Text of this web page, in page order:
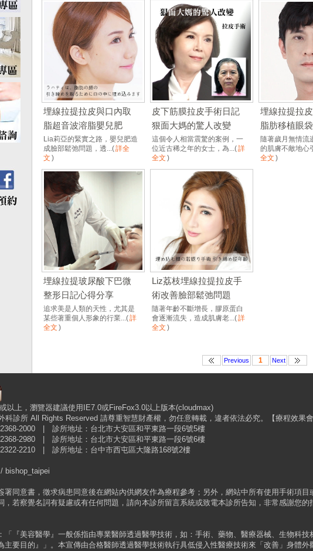
埋線拉提拉皮與口內取
脂超音波溶脂嬰兒肥
Lia莉亞的緊實之路，嬰兒肥造
成臉部鬆弛問題，透...(詳全
文 )
皮下筋膜拉皮手術日記
狠面大媽的驚人改變
這個令人相當震驚的案例，一
位近古稀之年的女士，為...(詳
全文 )
埋線拉提拉
脂肪移植眼
隨著歲月無情流
的肌膚不敵地心
全文 )
埋線拉提玻尿酸下巴微
整形日記心得分享
追求美是人類的天性，尤其是
某些著重個人形象的行業...(詳
全文 )
Liz荔枝埋線拉提拉皮手
術改善臉部鬆弛問題
隨著年齡不斷增長，膠原蛋白
會逐漸流失，造成肌膚老...(詳
全文 )
Previous 1 Next
以上，瀏覽器建議使用IE7.0或FireFox3.0以上版本(cloudmax)
診所 All Rights Reserved 請尊重智慧財產權，勿任意轉載，違者依法必究。【療程效果
2368-2000 | 診所地址：台北市大安區和平東路一段6號5樓
2368-2980 | 診所地址：台北市大安區和平東路一段6號6樓
2322-2210 | 診所地址：台中市西屯區大隆路168號2樓
bishop_taipei
署同意書，徵求病患同意後在網站內供網友作為療程參考；另外，網站中所有使用手術項
，若察覺名詞有疑慮或有任何問題，請向本診所留言系統或致電本診所告知，非常感謝您
「『美容醫學』一般係指由專業醫師透過醫學技術，如：手術、藥物、醫療器械、生物科
主要目的』」。本宣傳由合格醫師透過醫學技術執行具低侵入性醫療技術來「改善」身體